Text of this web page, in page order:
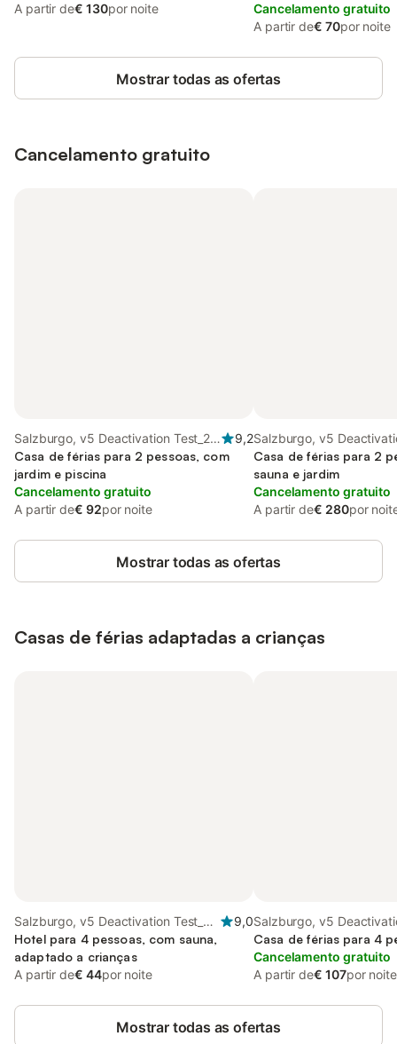
A partir de€ 130por noite
Cancelamento gratuito
A partir de€ 70por noite
Mostrar todas as ofertas
Cancelamento gratuito
Salzburgo, v5 Deactivation Test_2
Region
9,2
Casa de férias para 2 pessoas, com
jardim e piscina
Cancelamento gratuito
A partir de€ 92por noite
Salzburgo, v5
Region
Casa de férias para 2
sauna e jardim
Cancelamento gratuito
A partir de€ 280por
Mostrar todas as ofertas
Casas de férias adaptadas a crianças
Salzburgo, v5 Deactivation Test_2
Region
9,0
Hotel para 4 pessoas, com sauna,
adaptado a crianças
A partir de€ 44por noite
Salzburgo, v5
Region
Casa de férias para 4
Cancelamento gratuito
A partir de€ 107por noite
Mostrar todas as ofertas